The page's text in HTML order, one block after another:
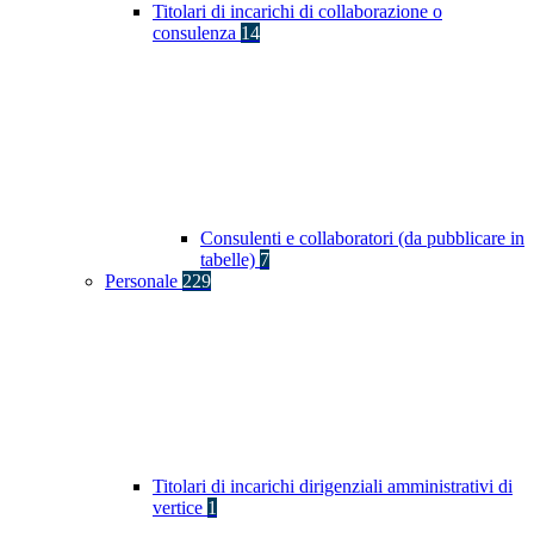
Titolari di incarichi di collaborazione o
consulenza 14
Consulenti e collaboratori (da pubblicare in
tabelle) 7
Personale 229
Titolari di incarichi dirigenziali amministrativi di
vertice 1